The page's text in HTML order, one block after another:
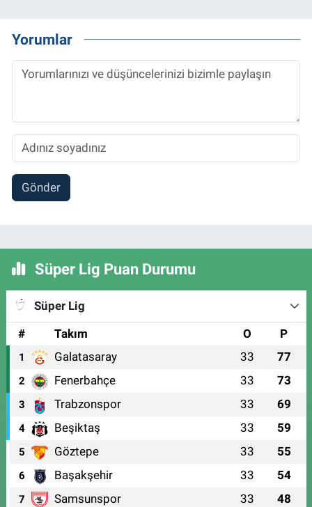
Yorumlar
Gönder
Süper Lig Puan Durumu
Süper Lig
#
Takım O P
1 Galatasaray 33 77
2 Fenerbahçe 33 73
3 Trabzonspor 33 69
4 Beşiktaş 33 59
5 Göztepe 33 55
6 Başakşehir 33 54
7 Samsunspor 33 48